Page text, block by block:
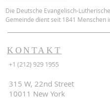
Die Deutsche Evangelisch-
Gemeinde dient seit 1841 Menschen
KONTAKT
+1 (212) 929 1955
315 W, 22nd Street
10011 New York